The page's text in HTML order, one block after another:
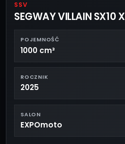
SSV
SEGWAY VILLAIN SX10 X
POJEMNOŚĆ
1000 cm³
ROCZNIK
2025
SALON
EXPOmoto